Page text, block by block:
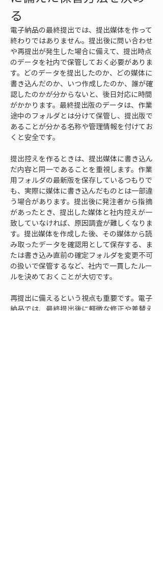
る
電子納品の最終提出では、提出媒体を作って
終わりではありません。提出後に問い合わせ
や再提出が発生した場合に備えて、提出時点
のデータを社内で保管しておく必要がありま
す。どのデータを提出したのか、どの媒体に
書き込んだのか、いつ作成したのか、誰が確
認したのかが分からないと、後日対応に時間
がかかります。最終提出版のデータは、作業
途中のフォルダとは分けて保管し、提出版で
あることが分かる名称や管理情報を付けてお
くと安全です。
提出控えを作るときは、提出媒体に書き込ん
だ内容と同一であることを重視します。作業
用フォルダの最新版を保存しているつもりで
も、実際に媒体に書き込んだものとは一部違
う場合があります。提出後に発注者から指摘
があったとき、提出した媒体と社内控えが一
致していなければ、原因調査が難しくなりま
す。提出媒体を作成した後、その媒体から読
み取ったデータを確認用として保存する、ま
たは書き込み直前の確定フォルダを変更不可
の扱いで保管するなど、社内で一貫したルー
ルを決めておくことが大切です。
再提出に備えるという視点も重要です。電子
納品では、最終提出後に軽微な修正や差替え